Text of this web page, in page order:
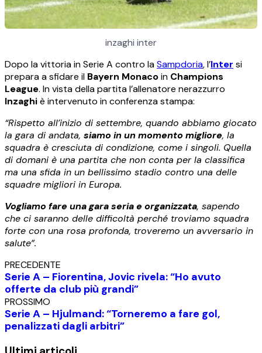
inzaghi inter
Dopo la vittoria in Serie A contro laSampdoria, l’Inter si
prepara a sfidare il Bayern Monacoin Champions
League. In vista della partita l’allenatore nerazzurro
Inzaghiè intervenuto in conferenza stampa:
“Rispetto all’inizio di settembre, quando abbiamo giocato
la gara di andata, siamo in un momento migliore, la
squadra è cresciuta di condizione, come i singoli. Quella
di domani è una partita che non conta per la classifica
ma una sfida in un bellissimo stadio contro una delle
squadre migliori in Europa.
Vogliamo fare una gara seria e organizzata, sapendo
che ci saranno delle difficoltà perché troviamo squadra
forte con una rosa profonda, troveremo un avversario in
salute”.
PRECEDENTE
Serie A – Fiorentina, Jovic rivela: “Ho avuto
offerte da club più grandi”
PROSSIMO
Serie A – Hjulmand: “Torneremo a fare gol,
penalizzati dagli arbitri”